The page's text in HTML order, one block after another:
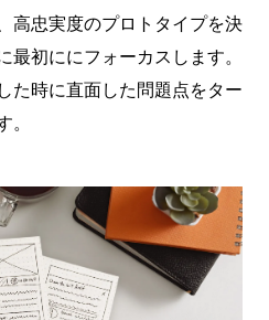
高忠実度のプロトタイプを決
最初ににフォーカスします。
た時に直面した問題点をター
。